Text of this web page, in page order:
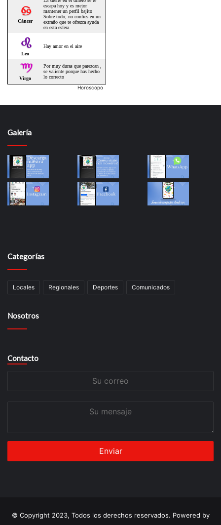
Horoscopo
Galería
Categorías
Locales Regionales Deportes Comunicados
Nosotros
Contacto
© Copyright 2023, Todos los derechos reservados. Powered by